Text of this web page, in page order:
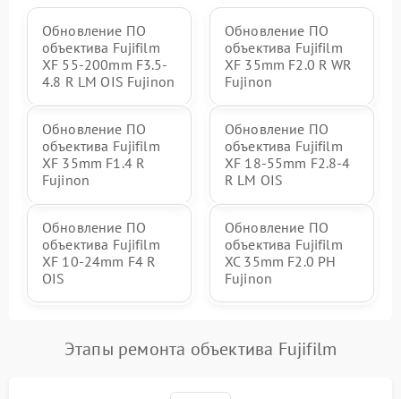
Обновление ПО
объектива Fujifilm
XF 55-200mm F3.5-
4.8 R LM OIS Fujinon
Обновление ПО
объектива Fujifilm
XF 35mm F2.0 R WR
Fujinon
Обновление ПО
объектива Fujifilm
XF 35mm F1.4 R
Fujinon
Обновление ПО
объектива Fujifilm
XF 18-55mm F2.8-4
R LM OIS
Обновление ПО
объектива Fujifilm
XF 10-24mm F4 R
OIS
Обновление ПО
объектива Fujifilm
XC 35mm F2.0 PH
Fujinon
Этапы ремонта объектива Fujifilm